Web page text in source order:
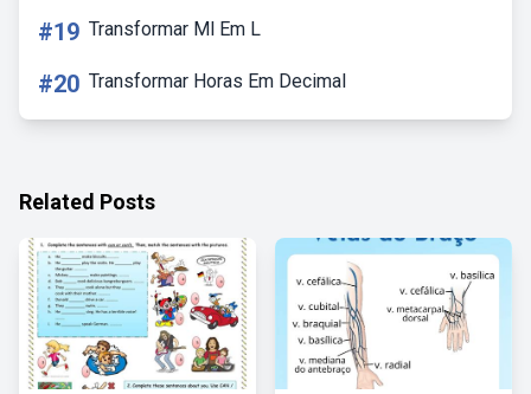
#19 Transformar Ml Em L
#20 Transformar Horas Em Decimal
Related Posts